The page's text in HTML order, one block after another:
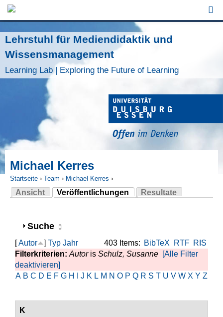
Jump to Navigation
Lehrstuhl für Mediendidaktik und
Wissensmanagement
Learning Lab | Exploring the Future of Learning
Michael Kerres
Sie sind hier
Startseite › Team › Michael Kerres ›
Ansicht
Veröffentlichungen
(aktiver Reiter)
Resultate
Anzeigen
Suche
403 Items: BibTeX RTF RIS
[Autor ] Typ Jahr
Filterkriterien: Autoris Schulz, Susanne [Alle Filter
deaktivieren]
A B C D E F G H J K L M N O P Q R S T U V W X Y Z
K